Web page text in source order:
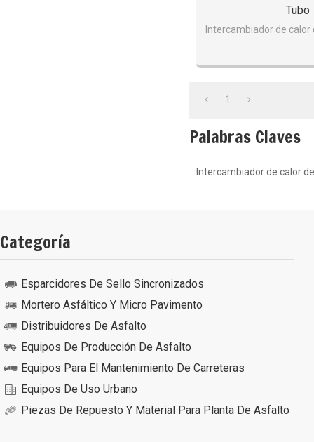
Tubo
Intercambiador de
1
Palabras Claves
Intercambiador de calor
Categoría
Esparcidores De Sello Sincronizados
Mortero Asfáltico Y Micro Pavimento
Distribuidores De Asfalto
Equipos De Producción De Asfalto
Equipos Para El Mantenimiento De Carreteras
Equipos De Uso Urbano
Piezas De Repuesto Y Material Para Planta De Asfalto